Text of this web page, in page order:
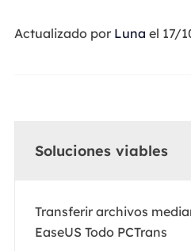
Actualizado por Luna el 17/
Soluciones viables
Transferir archivos
EaseUS Todo PCTrans